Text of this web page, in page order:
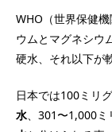
WHO（世界保健
ウムとマグネシウ
硬水、それ以下が
日本では100ミリ
水、301〜1,000ミ